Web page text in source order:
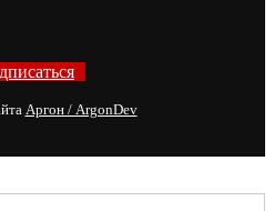
Аргон / ArgonDev